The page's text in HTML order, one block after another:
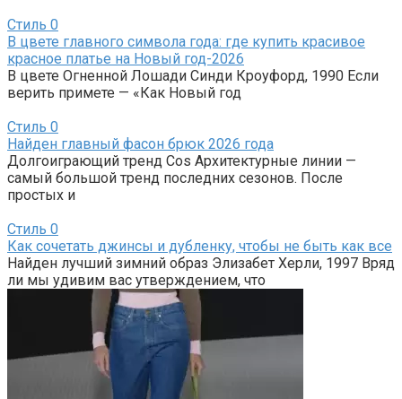
Стиль 0
В цвете главного символа года: где купить красивое
красное платье на Новый год-2026
В цвете Огненной Лошади Синди Кроуфорд, 1990 Если
верить примете — «Как Новый год
Стиль 0
Найден главный фасон брюк 2026 года
Долгоиграющий тренд Cos Архитектурные линии —
самый большой тренд последних сезонов. После
простых и
Стиль 0
Как сочетать джинсы и дубленку, чтобы не быть как все
Найден лучший зимний образ Элизабет Херли, 1997 Вряд
ли мы удивим вас утверждением, что